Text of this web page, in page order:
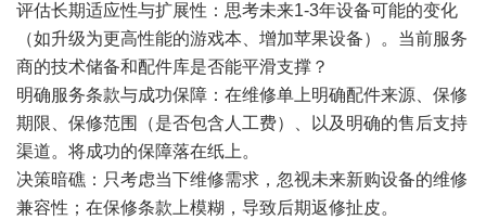
评估长期适应性与扩展性：思考未来1-3年设备可能的变化
（如升级为更高性能的游戏本、增加苹果设备）。当前服务
商的技术储备和配件库是否能平滑支撑？
明确服务条款与成功保障：在维修单上明确配件来源、保修
期限、保修范围（是否包含人工费）、以及明确的售后支持
渠道。将成功的保障落在纸上。
决策暗礁：只考虑当下维修需求，忽视未来新购设备的维修
兼容性；在保修条款上模糊，导致后期返修扯皮。